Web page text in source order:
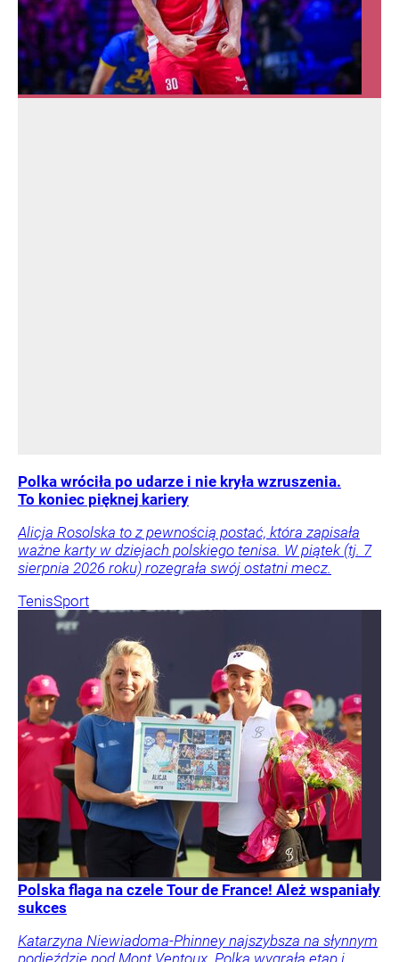
Polka wróciła po udarze i nie kryła wzruszenia.
To koniec pięknej kariery
Alicja Rosolska to z pewnością postać, która zapisała
ważne karty w dziejach polskiego tenisa. W piątek (tj. 7
sierpnia 2026 roku) rozegrała swój ostatni mecz.
TenisSport
Polska flaga na czele Tour de France! Ależ wspaniały
sukces
Katarzyna Niewiadoma-Phinney najszybsza na słynnym
podjeździe pod Mont Ventoux. Polka wygrała etap i